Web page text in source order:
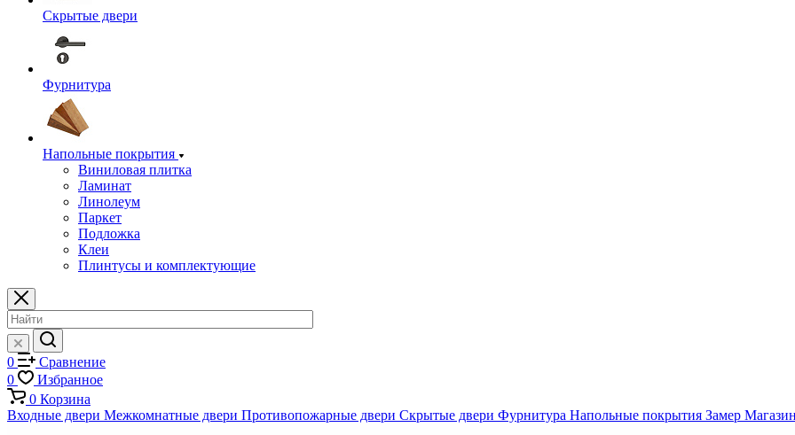
Скрытые двери
Фурнитура
Напольные покрытия
Виниловая плитка
Ламинат
Линолеум
Паркет
Подложка
Клеи
Плинтусы и комплектующие
0
Сравнение
0
Избранное
0 Корзина
Входные двери Межкомнатные двери Противопожарные двери Скрытые двери Фурнитура Напольные покрытия Замер